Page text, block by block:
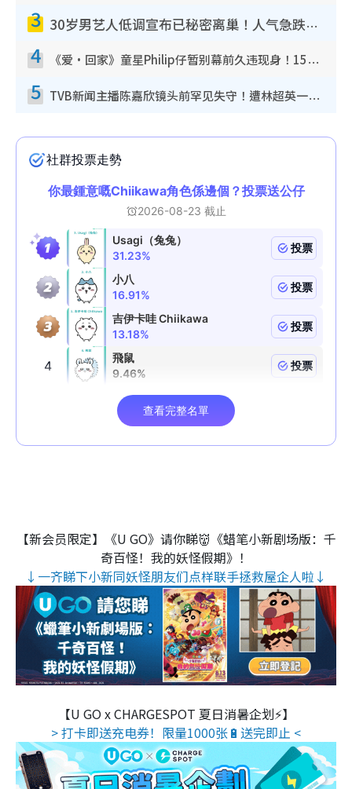
3 30岁男艺人低调宣布已秘密离巢！人气急跌变失踪人口：“这几年过得并不容易”
4 《爱·回家》童星Philip仔暂别幕前久违现身！15岁近况暴风成长长高变帅气少年
5 TVB新闻主播陈嘉欣镜头前罕见失守！遭林超英一句话突袭吓坏当场大笑
【新会员限定】《U GO》请你睇👹《蜡笔小新剧场版：千
奇百怪！我的妖怪假期》！
↓一齐睇下小新同妖怪朋友们点样联手拯救屋企人啦↓
【U GO x CHARGESPOT 夏日消暑企划⚡】
> 打卡即送充电券！限量1000张🔋送完即止 <